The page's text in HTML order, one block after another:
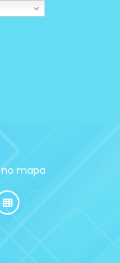
no mapa